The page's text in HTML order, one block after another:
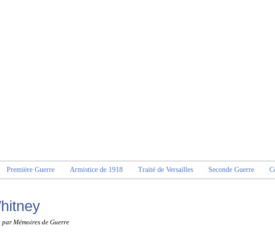
Première Guerre Armistice de 1918 Traité de Versailles Seconde Guerre
par Mémoires de Guerre